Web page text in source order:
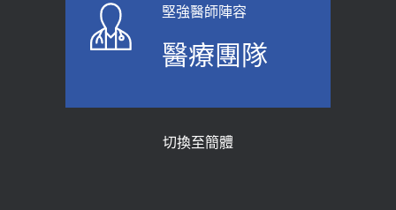
上班常待在冷氣房？小心泌尿道感染
醫示警：1病症嚴重恐喪命
骨科魏志定主任接受專訪 【年代電視
質密度檢查！醫：注意5重點可逆轉
堅強醫師陣容
醫療團隊
切換至簡體